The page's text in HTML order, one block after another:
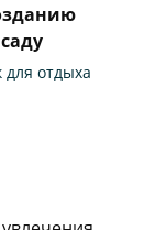
отдыха